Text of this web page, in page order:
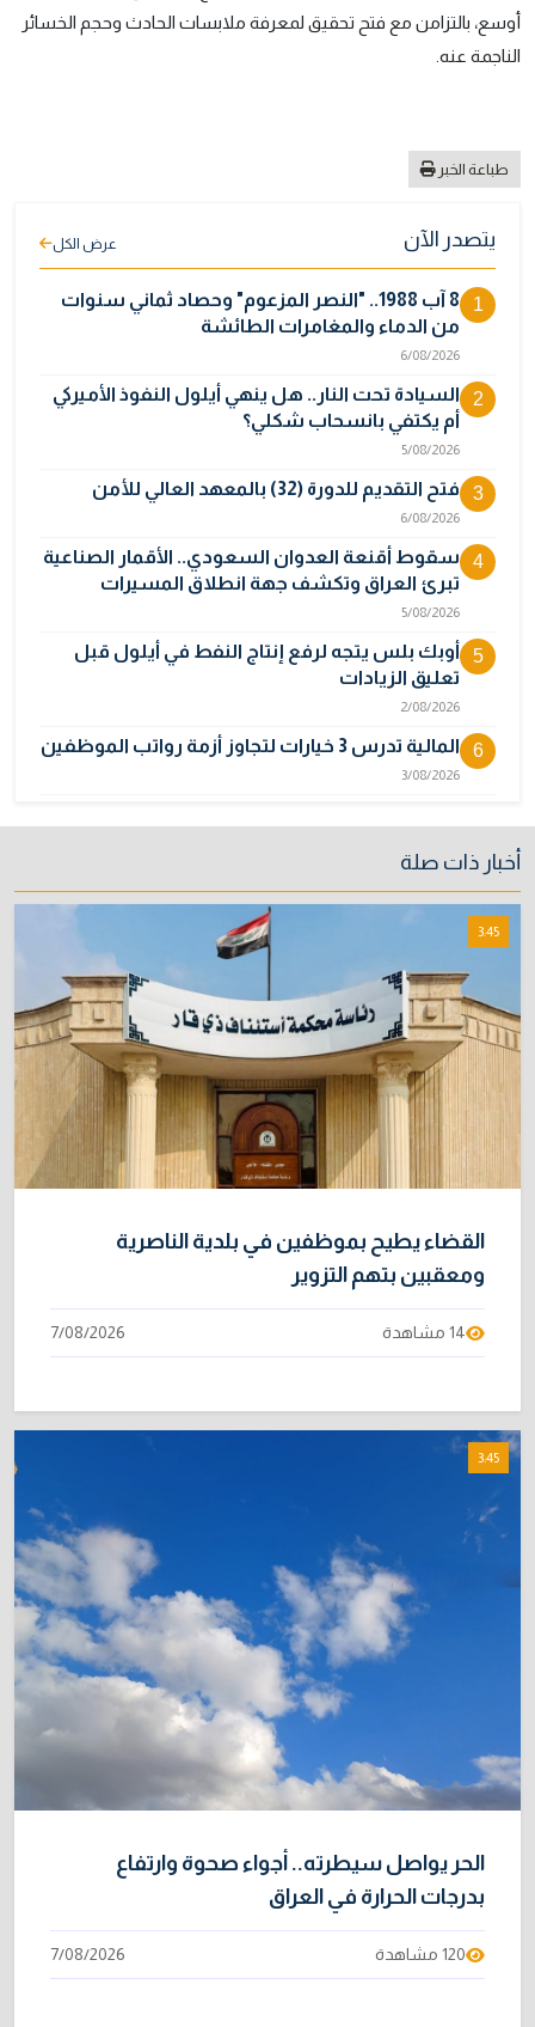
أوسع، بالتزامن مع فتح تحقيق لمعرفة ملابسات الحادث وحجم الخسائر
الناجمة عنه.
طباعة الخبر
يتصدر الآن عرض الكل
1
8 آب 1988.. "النصر المزعوم" وحصاد ثماني سنوات
من الدماء والمغامرات الطائشة
6/08/2026
2
السيادة تحت النار.. هل ينهي أيلول النفوذ الأميركي
أم يكتفي بانسحاب شكلي؟
5/08/2026
3 فتح التقديم للدورة (32) بالمعهد العالي للأمن
6/08/2026
4
سقوط أقنعة العدوان السعودي.. الأقمار الصناعية
تبرئ العراق وتكشف جهة انطلاق المسيرات
5/08/2026
5
أوبك بلس يتجه لرفع إنتاج النفط في أيلول قبل
تعليق الزيادات
2/08/2026
6 المالية تدرس 3 خيارات لتجاوز أزمة رواتب الموظفين
3/08/2026
31/07/2026
8
إتلاف أكثر من 106 كغم مخدرات و22 ألف قرص في
9
نائبة تحذر من اضطرابات بسبب تأخّر دفع رواتب
الموظفين
4/08/2026
خطر "إيبولا" يتضاعف.. ارتفاع عدد الإصابات
بالفيروس إلى 3748
أخبار ذات صلة
3:45
القضاء يطيح بموظفين في بلدية الناصرية
ومعقبين بتهم التزوير
14 مشاهدة 7/08/2026
3:45
الحر يواصل سيطرته.. أجواء صحوة وارتفاع
بدرجات الحرارة في العراق
120 مشاهدة 7/08/2026